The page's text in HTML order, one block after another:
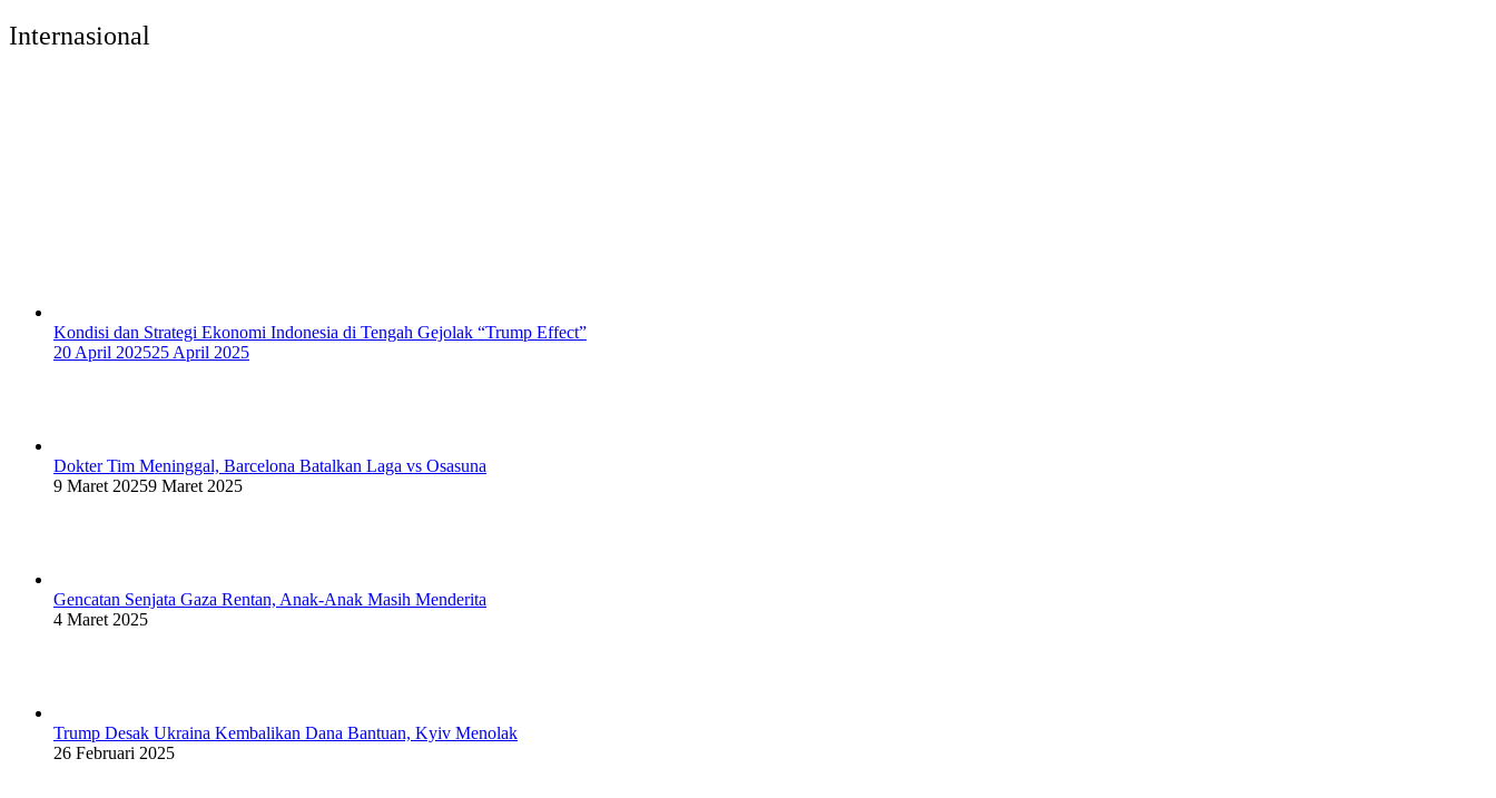
Internasional
Kondisi dan Strategi Ekonomi Indonesia di Tengah Gejolak “Trump Effect”
20 April 202525 April 2025
Dokter Tim Meninggal, Barcelona Batalkan Laga vs Osasuna
9 Maret 20259 Maret 2025
Gencatan Senjata Gaza Rentan, Anak-Anak Masih Menderita
4 Maret 2025
Trump Desak Ukraina Kembalikan Dana Bantuan, Kyiv Menolak
26 Februari 2025